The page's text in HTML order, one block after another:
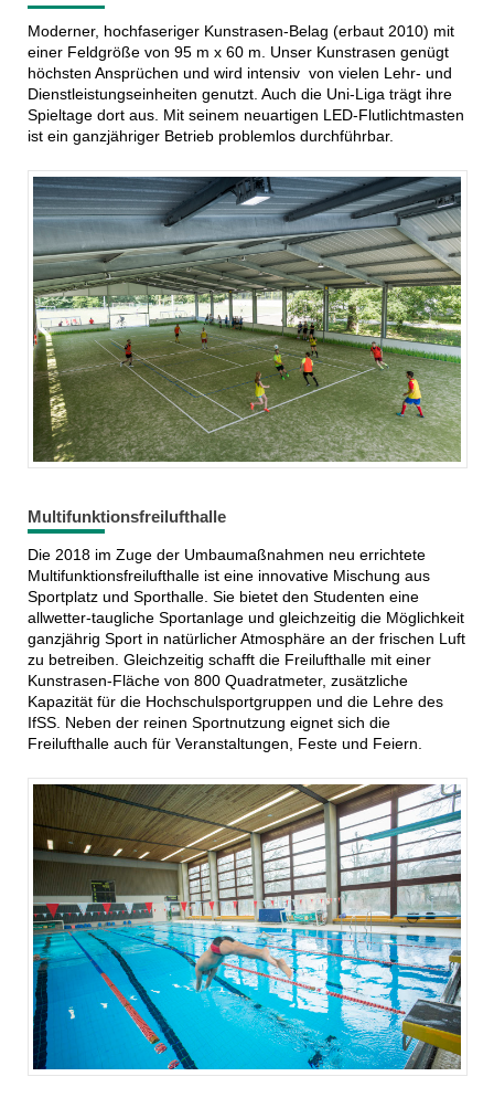
Moderner, hochfaseriger Kunstrasen-Belag (erbaut 2010) mit
einer Feldgröße von 95 m x 60 m. Unser Kunstrasen genügt
höchsten Ansprüchen und wird intensiv von vielen Lehr- und
Dienstleistungseinheiten genutzt. Auch die Uni-Liga trägt ihre
Spieltage dort aus. Mit seinem neuartigen LED-Flutlichtmasten
ist ein ganzjähriger Betrieb problemlos durchführbar.
Multifunktionsfreilufthalle
Die 2018 im Zuge der Umbaumaßnahmen neu errichtete
Multifunktionsfreilufthalle ist eine innovative Mischung aus
Sportplatz und Sporthalle. Sie bietet den Studenten eine
allwetter-taugliche Sportanlage und gleichzeitig die Möglichkeit
ganzjährig Sport in natürlicher Atmosphäre an der frischen Luft
zu betreiben. Gleichzeitig schafft die Freilufthalle mit einer
Kunstrasen-Fläche von 800 Quadratmeter, zusätzliche
Kapazität für die Hochschulsportgruppen und die Lehre des
IfSS. Neben der reinen Sportnutzung eignet sich die
Freilufthalle auch für Veranstaltungen, Feste und Feiern.